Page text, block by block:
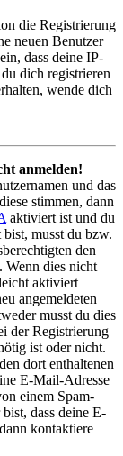
die Registrierung
neuen Benutzer
dass deine IP-
dich registrieren
wende dich
anmelden!
und das
stimmen, dann
aktiviert ist und du
bist, musst du bzw.
den
Wenn dies nicht
aktiviert
angemeldeten
musst du dies
der Registrierung
ist oder nicht.
dort enthaltenen
E-Mail-Adresse
einem Spam-
dass deine E-
kontaktiere